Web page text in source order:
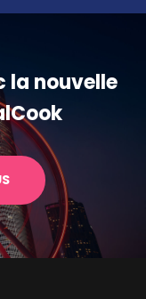
la nouvelle